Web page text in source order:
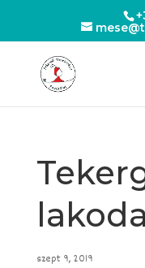
szept 9, 2019